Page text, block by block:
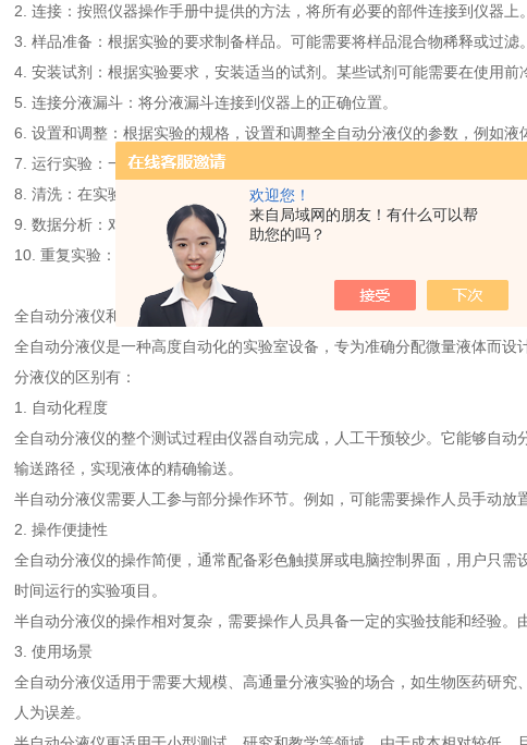
欢迎您！
来自局域网的朋友！有什么可以帮
助您的吗？
2. 连接：按照仪器操作手册中提供的方法，将所有必要的部件连接到仪器上
3. 样品准备：根据实验的要求制备样品。可能需要将样品混合物稀释或过滤。
4. 安装试剂：根据实验要求，安装适当的试剂。某些试剂可能需要在使用前
5. 连接分液漏斗：将分液漏斗连接到仪器上的正确位置。
6. 设置和调整：根据实验的规格，设置和调整全自动分液仪的参数，例如液
7. 运行实验：一切准备就绪后，开始运行实验。观察并记录实验过程中的所
8. 清洗：在实验结束后，根据需要清洗仪器和相关部件。
9. 数据分析：对实验数据进行分析，确保正确记录和处理所有观察结果。
10. 重复实验：如果实验结果符合预期，可以重复进行实验以验证结果的稳定
全自动分液仪和半自动分液仪之间有什么区别？
全自动分液仪是一种高度自动化的实验室设备，专为准确分配微量液体而
分液仪的区别有：
1. 自动化程度
全自动分液仪的整个测试过程由仪器自动完成，人工干预较少。它能够自
输送路径，实现液体的精确输送。
半自动分液仪需要人工参与部分操作环节。例如，可能需要操作人员手动放
2. 操作便捷性
全自动分液仪的操作简便，通常配备彩色触摸屏或电脑控制界面，用户只
时间运行的实验项目。
半自动分液仪的操作相对复杂，需要操作人员具备一定的实验技能和经验。
3. 使用场景
全自动分液仪适用于需要大规模、高通量分液实验的场合，如生物医药研
人为误差。